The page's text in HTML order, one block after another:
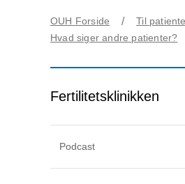
OUH Forside Til
Hvad siger andre patienter?
Fertilitetsklinikken
Podcast